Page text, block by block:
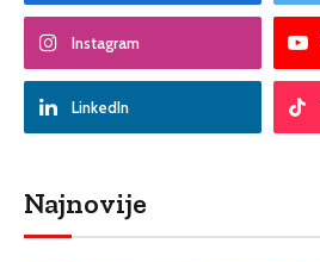
Instagram
LinkedIn
Najnovije